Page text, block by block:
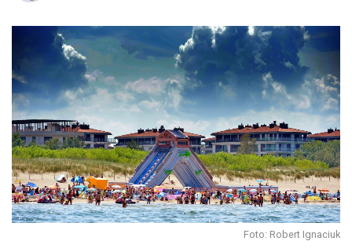
Foto: Robert Ignaciuk